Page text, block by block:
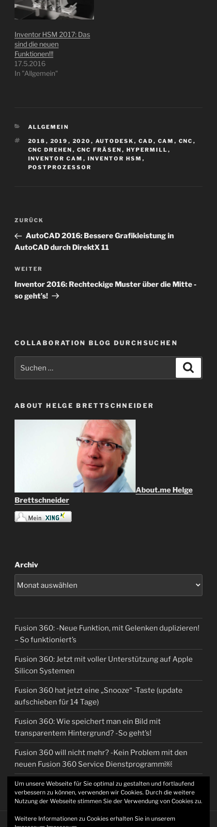
Inventor HSM 2017: Das
sind die neuen
Funktionen!!!
17.5.2016
In "Allgemein"
KATEGORIEN
ALLGEMEIN
SCHLAGWÖRTER
2018 , 2019 , 2020 , AUTODESK , CAD , CAM , CNC ,
CNC DREHEN , CNC FRÄSEN , HYPERMILL ,
INVENTOR CAM , INVENTOR HSM ,
POSTPROZESSOR
Beitragsnavigation
Vorheriger
Beitrag
ZURÜCK
AutoCAD 2016: Bessere Grafikleistung in
AutoCAD durch DirektX 11
Nächster
Beitrag
WEITER
Inventor 2016: Rechteckige Muster über die Mitte -
so geht’s!
COLLABORATION BLOG DURCHSUCHEN
nach:
ABOUT HELGE BRETTSCHNEIDER
About.me Helge
Brettschneider
Archiv
Fusion 360: -Neue Funktion, mit Gelenken duplizieren!
– So funktioniert’s
Fusion 360: Jetzt mit voller Unterstützung auf Apple
Silicon Systemen
Fusion 360 hat jetzt eine „Snooze“ -Taste (update
aufschieben für 14 Tage)
Fusion 360: Wie speichert man ein Bild mit
transparentem Hintergrund? -So geht’s!
Fusion 360 will nicht mehr? -Kein Problem mit den
neuen Fusion 360 Service Dienstprogramm￼
Um unsere Webseite für Sie optimal zu gestalten und fortlaufend
verbessern zu können, verwenden wir Cookies. Durch die weitere
Nutzung der Webseite stimmen Sie der Verwendung von Cookies zu.
Weitere Informationen zu Cookies erhalten Sie in unserem